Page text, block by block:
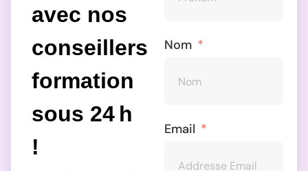
avec nos
conseillers
formation
sous 24 h
!
Nom
Email